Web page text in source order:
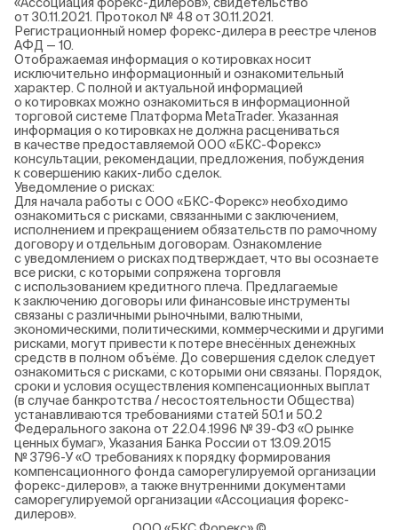
от 30.11.2021. Протокол № 48 от 30.11.2021.
Регистрационный номер форекс-дилера в реестре членов
АФД — 10.
Отображаемая информация о котировках носит
исключительно информационный и ознакомительный
характер. С полной и актуальной информацией
о котировках можно ознакомиться в информационной
торговой системе Платформа MetaTrader. Указанная
информация о котировках не должна расцениваться
в качестве предоставляемой ООО «БКС-Форекс»
консультации, рекомендации, предложения, побуждения
к совершению каких-либо сделок.
Уведомление о рисках:
Для начала работы с ООО «БКС-Форекс» необходимо
ознакомиться с рисками, связанными с заключением,
исполнением и прекращением обязательств по рамочному
договору и отдельным договорам. Ознакомление
с уведомлением о рисках подтверждает, что вы осознаете
все риски, с которыми сопряжена торговля
с использованием кредитного плеча. Предлагаемые
к заключению договоры или финансовые инструменты
связаны с различными рыночными, валютными,
экономическими, политическими, коммерческими и другими
рисками, могут привести к потере внесённых денежных
средств в полном объёме. До совершения сделок следует
ознакомиться с рисками, с которыми они связаны. Порядок,
сроки и условия осуществления компенсационных выплат
(в случае банкротства / несостоятельности Общества)
устанавливаются требованиями статей 50.1 и 50.2
Федерального закона от 22.04.1996 № 39-ФЗ «О рынке
ценных бумаг», Указания Банка России от 13.09.2015
№ 3796-У «О требованиях к порядку формирования
компенсационного фонда саморегулируемой организации
форекс-дилеров», а также внутренними документами
саморегулируемой организации «Ассоциация форекс-
дилеров».